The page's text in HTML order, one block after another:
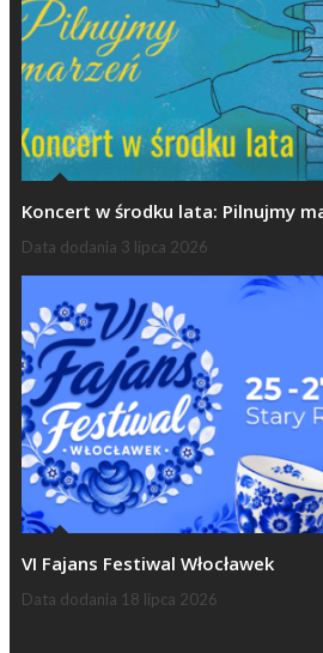
Koncert w środku lata: Pilnujmy
Data dodania 3 lipca 2026
VI Fajans Festiwal Włocławek
Data dodania 18 lipca 2026